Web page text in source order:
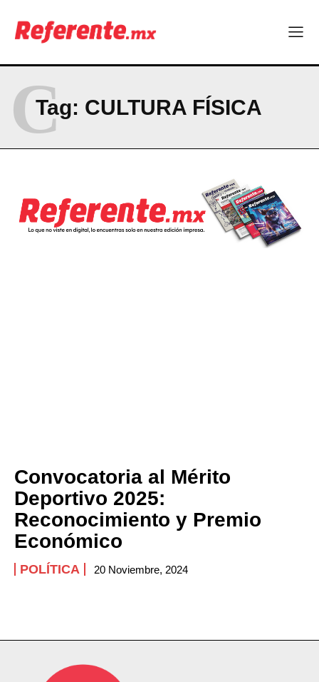
Company
ABOUT
CONTACT
PRIVACY POLICY
Tag: CULTURA FÍSICA
C
Convocatoria al Mérito
Deportivo 2025:
Reconocimiento y Premio
Económico
POLÍTICA 20 Noviembre, 2024